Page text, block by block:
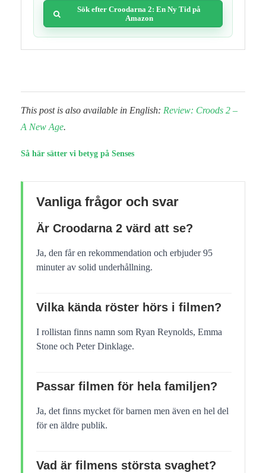
Sök efter Croodarna 2: En Ny Tid på
Amazon
This post is also available in English: Review: Croods 2 –
A New Age.
Så här sätter vi betyg på Senses
Vanliga frågor och svar
Är Croodarna 2 värd att se?
Ja, den får en rekommendation och erbjuder 95
minuter av solid underhållning.
Vilka kända röster hörs i filmen?
I rollistan finns namn som Ryan Reynolds, Emma
Stone och Peter Dinklage.
Passar filmen för hela familjen?
Ja, det finns mycket för barnen men även en hel del
för en äldre publik.
Vad är filmens största svaghet?